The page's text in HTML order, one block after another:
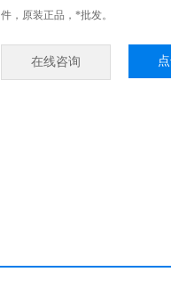
件，原装正品，*批发。
在线咨询